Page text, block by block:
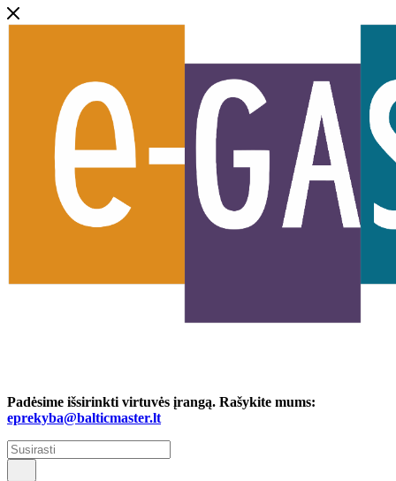
Padėsime išsirinkti virtuvės įrangą. Rašykite mums:
eprekyba@balticmaster.lt